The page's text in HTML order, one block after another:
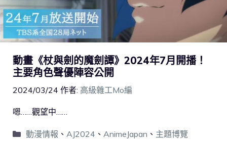
動畫《杖與劍的魔劍譚》2024年7月開播！
主要角色聲優陣容公開
2024/03/24 作者: 高級雜工Mo編
嗯……觀望中……
動漫情報 、 AJ2024 、 AnimeJapan 、 主題博覽